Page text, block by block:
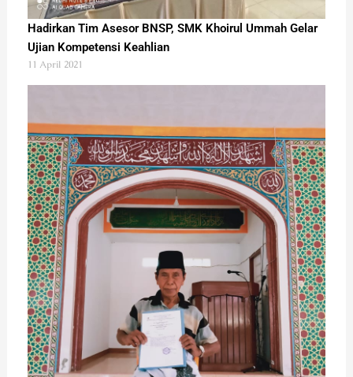
Hadirkan Tim Asesor BNSP, SMK Khoirul Ummah Gelar
Ujian Kompetensi Keahlian
11 April 2021